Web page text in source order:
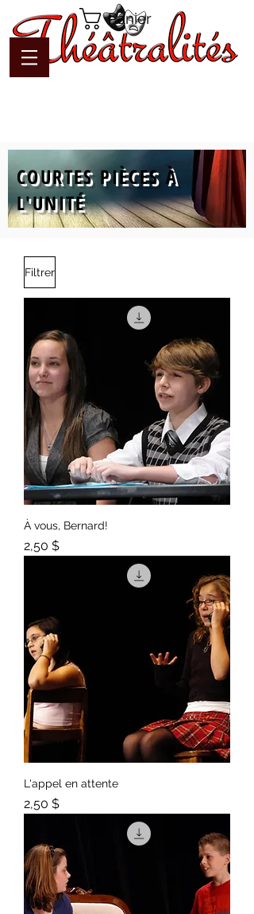
Panier
COURTES PIÈCES À
L'UNITÉ
Filtrer
À vous, Bernard!
Prix
2,50 $
L'appel en attente
Prix
2,50 $